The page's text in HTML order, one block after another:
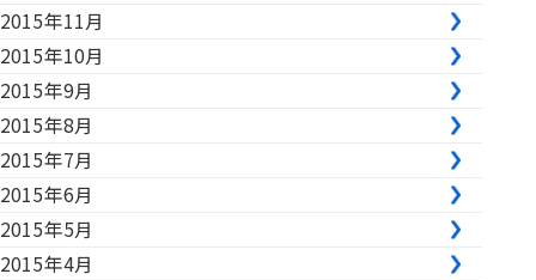
2015年11月
2015年10月
2015年9月
2015年8月
2015年7月
2015年6月
2015年5月
2015年4月